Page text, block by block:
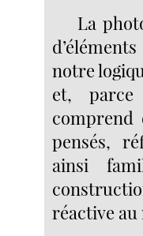
La
notre
et, parce
comprend
pensés,
ainsi
réactive au